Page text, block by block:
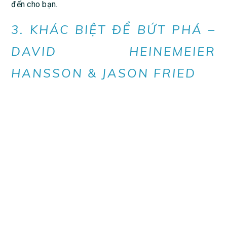
đến cho bạn.
3. KHÁC BIỆT ĐỂ BỨT PHÁ –
DAVID HEINEMEIER
HANSSON & JASON FRIED